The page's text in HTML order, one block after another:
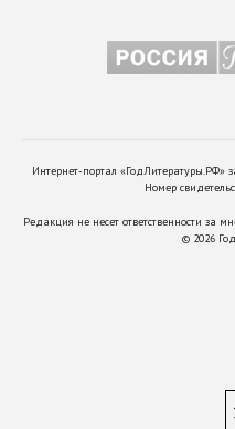
Интернет-портал «ГодЛитературы.РФ»
Номер
Редакция не несет ответственности за
© 2026